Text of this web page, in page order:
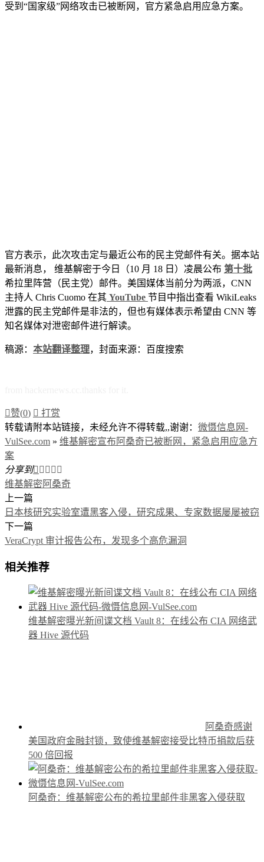
受到“国家级”网络攻击已被断网，官方紧急启用应急方案。
官方表示，此次攻击定与最近公布的民主党邮件有关。据本站
最新消息， 维基解密于今日（10 月 18 日）凌晨公布 第十批
希拉里阵营（民主党）邮件。美国媒体当前分为两派，CNN
主持人 Chris Cuomo 在其 YouTube 节目中指出查看 WikiLeaks
泄露的民主党邮件是非法的，但也有媒体表示希望由 CNN 等
知名媒体对泄密邮件进行解读。
稿源： 本站翻译整理，封面来源：百度搜索
赞(0)  打赏
转载请附本站链接，未经允许不得转载,,谢谢： 微慑信息网-
VulSee.com » 维基解密宣布阿桑奇已被断网，紧急启用应急方
案
分享到    
维基解密 阿桑奇
上一篇
日本核研究实验室遭黑客入侵，研究成果、专家数据屡屡被窃
下一篇
VeraCrypt 审计报告公布，发现多个高危漏洞
相关推荐
维基解密曝光新间谍文档 Vault 8：在线公布 CIA 网络武
器 Hive 源代码
阿桑奇感谢
美国政府金融封锁，致使维基解密接受比特币捐款后获
500 倍回报
阿桑奇：维基解密公布的希拉里邮件非黑客入侵获取